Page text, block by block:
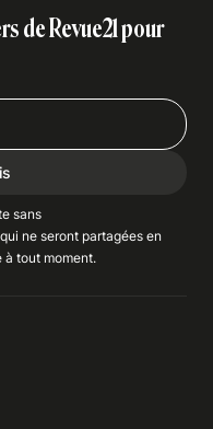
de Revue21 pour
sans
ne seront partagées en
à tout moment.